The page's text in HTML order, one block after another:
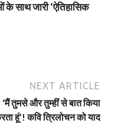
साथ जारी ‘ऐतिहासिक
NEXT ARTICLE
‘मैं तुमसे और तुम्हीं से बात किया
हूं’! कवि त्रिलोचन को याद